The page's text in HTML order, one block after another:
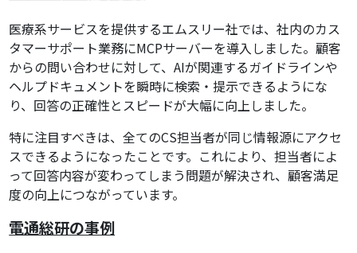
医療系サービスを提供するエムスリー社では、社内のカス
タマーサポート業務にMCPサーバーを導入しました。顧客
からの問い合わせに対して、AIが関連するガイドラインや
ヘルプドキュメントを瞬時に検索・提示できるようにな
り、回答の正確性とスピードが大幅に向上しました。
特に注目すべきは、全てのCS担当者が同じ情報源にアクセ
スできるようになったことです。これにより、担当者によ
って回答内容が変わってしまう問題が解決され、顧客満足
度の向上につながっています。
電通総研の事例